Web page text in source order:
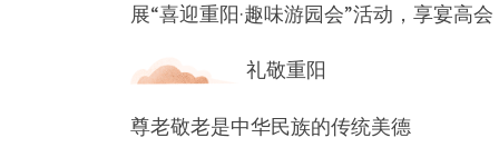
展“喜迎重阳·趣味游园会”活动，享宴高
礼敬重阳
尊老敬老是中华民族的传统美德